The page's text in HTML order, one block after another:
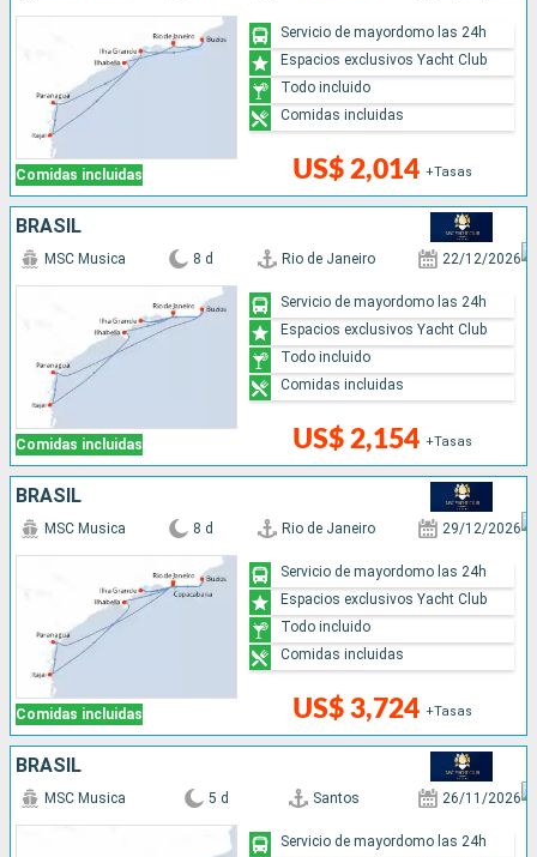
Comidas incluidas US$ 2,014 +Tasas
Servicio de mayordomo las 24h
Espacios exclusivos Yacht Club
Todo incluido
Comidas incluidas
BRASIL
Comidas incluidas
MSC Musica 8 d Rio de Janeiro 22/12/2026
US$ 2,154 +Tasas
Servicio de mayordomo las 24h
Espacios exclusivos Yacht Club
Todo incluido
Comidas incluidas
BRASIL
Comidas incluidas
MSC Musica 8 d Rio de Janeiro 29/12/2026
US$ 3,724 +Tasas
Servicio de mayordomo las 24h
Espacios exclusivos Yacht Club
Todo incluido
Comidas incluidas
BRASIL
MSC Musica 5 d Santos 26/11/2026
Servicio de mayordomo las 24h